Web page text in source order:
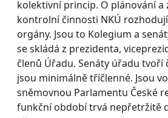
kolektivní princip. O plánování a
kontrolní činnosti NKÚ
orgány. Jsou to Kolegium a
se skládá z prezidenta,
členů Úřadu. Senáty úřadu tvoří
jsou minimálně tříčlenné. Jsou
sněmovnou Parlamentu České
funkční období trvá nepřetržitě